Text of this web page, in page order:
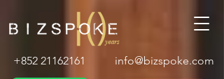
info@bizspoke.com
+852 21162161